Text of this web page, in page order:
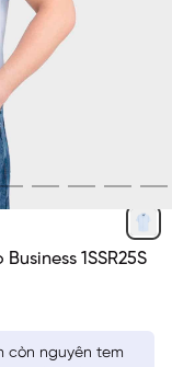
1SSR25S
còn nguyên tem